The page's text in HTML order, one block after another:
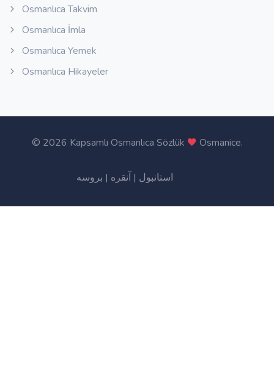
Osmanlıca Takvim
Osmanlıca İmla
Osmanlıca Yemek
Osmanlıca Hikayeler
© 2026 Kapsamlı Osmanlıca Sözlük Osmanice.
استانبول | آنقره | بروسه